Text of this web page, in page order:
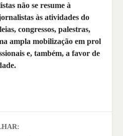
não se resume à
às atividades do
congressos, palestras,
ampla mobilização em prol
e, também, a favor de